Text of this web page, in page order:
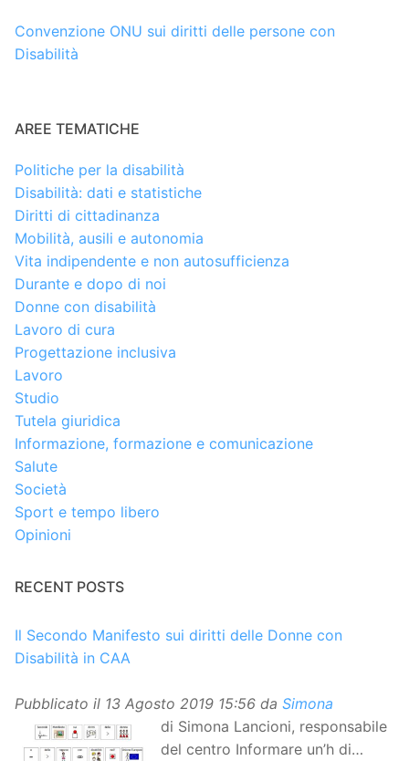
Convenzione ONU sui diritti delle persone con
Disabilità
AREE TEMATICHE
Politiche per la disabilità
Disabilità: dati e statistiche
Diritti di cittadinanza
Mobilità, ausili e autonomia
Vita indipendente e non autosufficienza
Durante e dopo di noi
Donne con disabilità
Lavoro di cura
Progettazione inclusiva
Lavoro
Studio
Tutela giuridica
Informazione, formazione e comunicazione
Salute
Società
Sport e tempo libero
Opinioni
RECENT POSTS
Il Secondo Manifesto sui diritti delle Donne con
Disabilità in CAA
Pubblicato il 13 Agosto 2019 15:56 da Simona
di Simona Lancioni, responsabile
del centro Informare un’h di